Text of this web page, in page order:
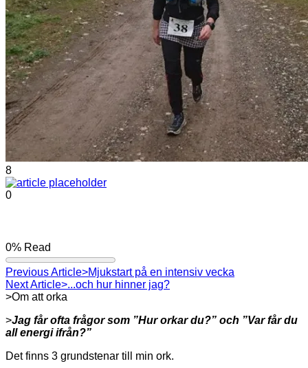
8
0
0% Read
Previous Article>Mjukstart på en intensiv vecka
Next Article>...och hur hinner jag?
>Om att orka
>Jag får ofta frågor som ”Hur orkar du?” och ”Var får du
all energi ifrån?”
Det finns 3 grundstenar till min ork.